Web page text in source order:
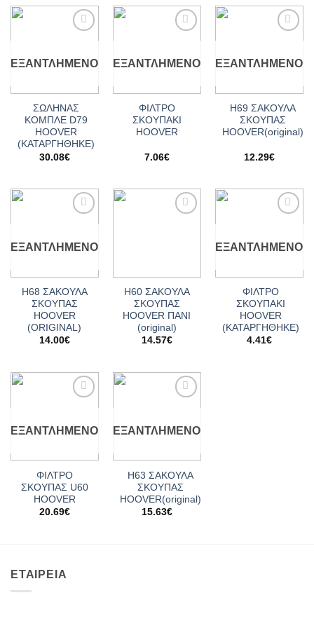
ΕΞΑΝΤΛΗΜΈΝΟ
ΣΩΛΗΝΑΣ
ΚΟΜΠΛΕ D79
HOOVER
(ΚΑΤΑΡΓΗΘΗΚΕ)
30.08€
ΕΞΑΝΤΛΗΜΈΝΟ
ΦΙΛΤΡΟ
ΣΚΟΥΠΑΚΙ
HOOVER
7.06€
ΕΞΑΝΤΛΗΜΈΝΟ
Η69 ΣΑΚΟΥΛΑ
ΣΚΟΥΠΑΣ
HOOVER(original)
12.29€
ΕΞΑΝΤΛΗΜΈΝΟ
Η68 ΣΑΚΟΥΛΑ
ΣΚΟΥΠΑΣ
HOOVER
(ORIGINAL)
14.00€
H60 ΣΑΚΟΥΛΑ
ΣΚΟΥΠΑΣ
HOOVER ΠΑΝΙ
(original)
14.57€
ΕΞΑΝΤΛΗΜΈΝΟ
ΦΙΛΤΡΟ
ΣΚΟΥΠΑΚΙ
HOOVER
(ΚΑΤΑΡΓΗΘΗΚΕ)
4.41€
ΕΞΑΝΤΛΗΜΈΝΟ
ΦΙΛΤΡΟ
ΣΚΟΥΠΑΣ U60
HOOVER
20.69€
ΕΞΑΝΤΛΗΜΈΝΟ
Η63 ΣΑΚΟΥΛΑ
ΣΚΟΥΠΑΣ
HOOVER(original)
15.63€
ΕΤΑΙΡΕΙΑ